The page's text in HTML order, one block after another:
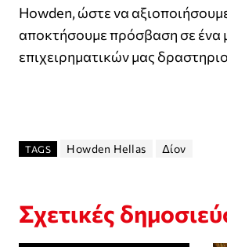
Howden, ώστε να
αποκτήσουμε πρόσβαση σε ένα
επιχειρηματικών μας
TAGS Howden Hellas Δίον
Σχετικές